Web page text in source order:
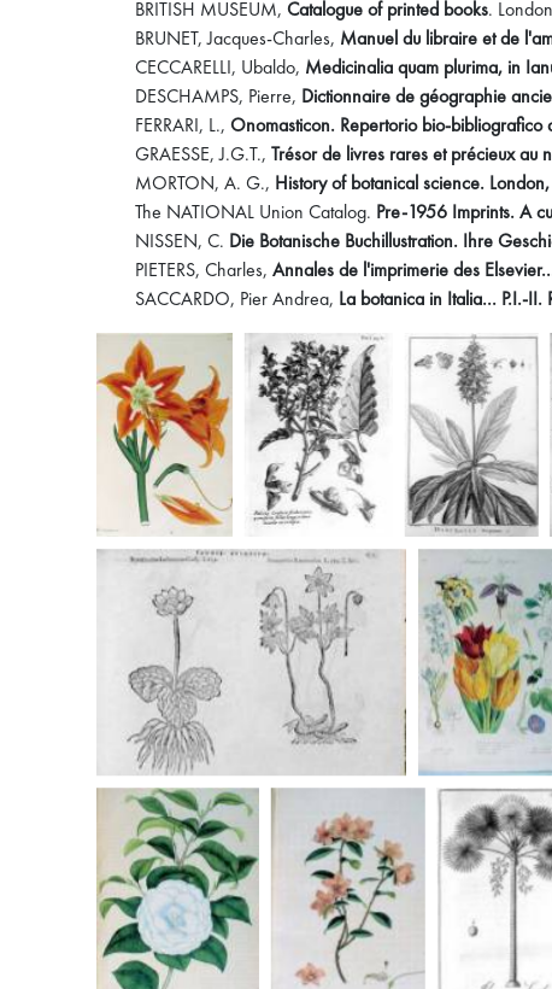
BRITISH MUSEUM, Catalogue of printed books.
BRUNET, Jacques-Charles, Manuel du libraire et de
CECCARELLI, Ubaldo, Medicinalia quam plurima, in
DESCHAMPS, Pierre, Dictionnaire de géographie
FERRARI, L., Onomasticon. Repertorio bio-
GRAESSE, J.G.T., Trésor de livres rares et précieux au
MORTON, A. G., History of botanical science.
The NATIONAL Union Catalog. Pre-1956 Imprints. A
NISSEN, C. Die Botanische Buchillustration. Ihre
PIETERS, Charles, Annales de l'imprimerie des
SACCARDO, Pier Andrea, La botanica in Italia... P.I.-